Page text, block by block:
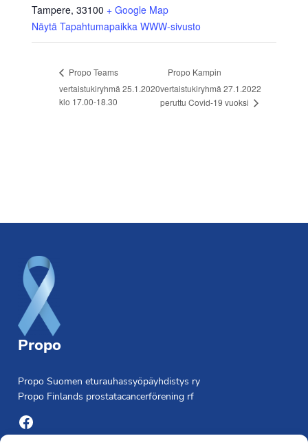
Tampere, 33100 + Google Map
Näytä Tapahtumapaikka WWW-sivusto
Propo Teams
vertaistukiryhmä 25.1.2020
klo 17.00-18.30
Propo Kampin
vertaistukiryhmä 27.1.2022
peruttu Covid-19 vuoksi
Propo
Propo Suomen eturauhassyöpäyhdistys ry
Propo Finlands prostatacancerförening rf
Facebook